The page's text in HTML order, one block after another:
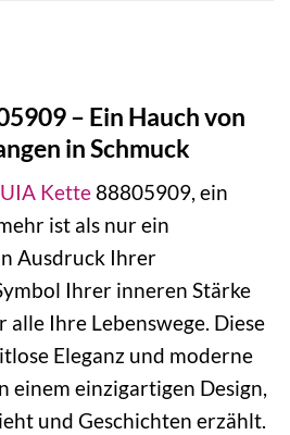
– Ein Hauch von
in Schmuck
Kette 88805909, ein
ist als nur ein
Ausdruck Ihrer
Ihrer inneren Stärke
Ihre Lebenswege. Diese
Eleganz und moderne
einem einzigartigen Design,
und Geschichten erzählt.